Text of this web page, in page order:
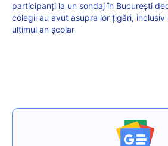
participanți la un sondaj în București
colegii au avut asupra lor țigări, inclusiv
ultimul an școlar